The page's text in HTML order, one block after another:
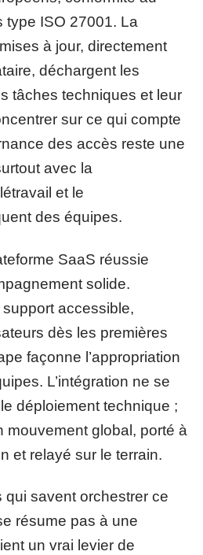
type ISO 27001. La
à jour, directement
déchargent les
tâches techniques et leur
sur ce qui compte
des accès reste une
avec la
et le
des équipes.
SaaS réussie
solide.
accessible,
dès les premières
façonne l’appropriation
L’intégration ne se
déploiement technique ;
mouvement global, porté à
et relayé sur le terrain.
qui savent orchestrer ce
résume pas à une
un vrai levier de